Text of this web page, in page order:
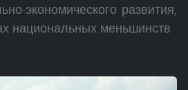
экономического развития,
национальных меньшинств